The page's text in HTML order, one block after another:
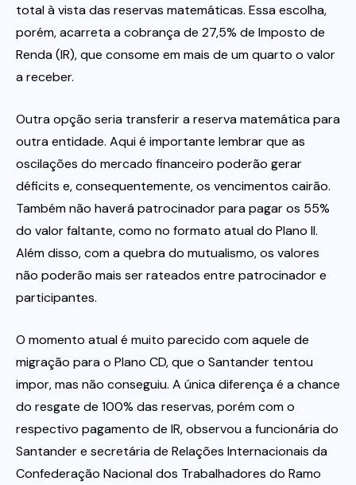
total à vista das reservas matemáticas. Essa escolha,
porém, acarreta a cobrança de 27,5% de Imposto de
Renda (IR), que consome em mais de um quarto o valor
a receber.
Outra opção seria transferir a reserva matemática para
outra entidade. Aqui é importante lembrar que as
oscilações do mercado financeiro poderão gerar
déficits e, consequentemente, os vencimentos cairão.
Também não haverá patrocinador para pagar os 55%
do valor faltante, como no formato atual do Plano II.
Além disso, com a quebra do mutualismo, os valores
não poderão mais ser rateados entre patrocinador e
participantes.
O momento atual é muito parecido com aquele de
migração para o Plano CD, que o Santander tentou
impor, mas não conseguiu. A única diferença é a chance
do resgate de 100% das reservas, porém com o
respectivo pagamento de IR, observou a funcionária do
Santander e secretária de Relações Internacionais da
Confederação Nacional dos Trabalhadores do Ramo